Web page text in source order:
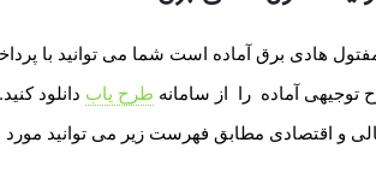
هادی برق آماده است شما می توانید با
آماده را از سامانه طرح یاب دانلود
و اقتصادی مطابق فهرست زیر می توانید مورد